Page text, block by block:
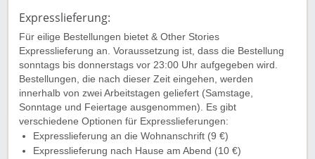
Expresslieferung:
Für eilige Bestellungen bietet & Other Stories
Expresslieferung an. Voraussetzung ist, dass die Bestellung
sonntags bis donnerstags vor 23:00 Uhr aufgegeben wird.
Bestellungen, die nach dieser Zeit eingehen, werden
innerhalb von zwei Arbeitstagen geliefert (Samstage,
Sonntage und Feiertage ausgenommen). Es gibt
verschiedene Optionen für Expresslieferungen:
Expresslieferung an die Wohnanschrift (9 €)
Expresslieferung nach Hause am Abend (10 €)